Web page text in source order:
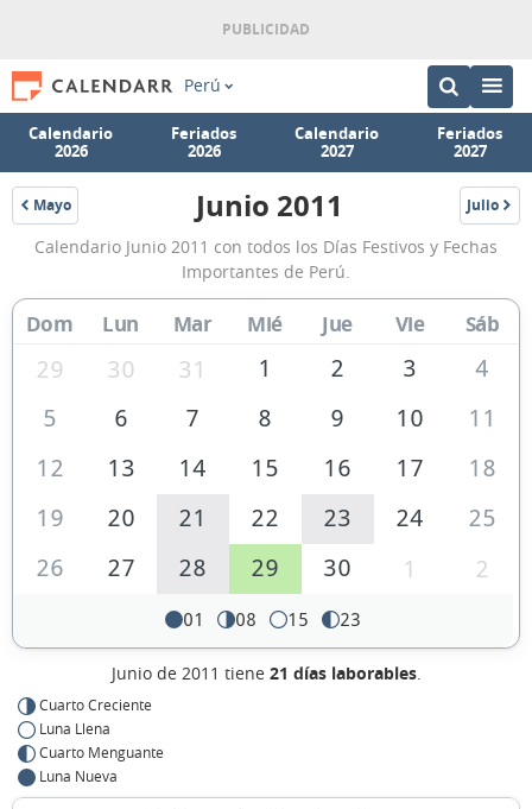
Perú
Calendario
2026
Feriados
2026
Calendario
2027
Feriados
2027
Mayo
2011
Calendario
Junio
2011
de
Junio 2011 Julio
2011
Calendario Junio 2011 con todos los Días Festivos y Fechas
Importantes de Perú.
Dom Lun Mar Mié Jue Vie Sáb
29 30 31 1 2 3
4
5
6 7 8 9 10
11
12
13 14 15 16 17
18
19
20 21 22 23 24
25
26
27 28 29 30 1 2
01 08 15 23
Junio de 2011 tiene 21 días laborables.
Cuarto Creciente
Luna Llena
Cuarto Menguante
Luna Nueva